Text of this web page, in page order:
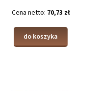
Cena netto: 70,73 zł
do koszyka